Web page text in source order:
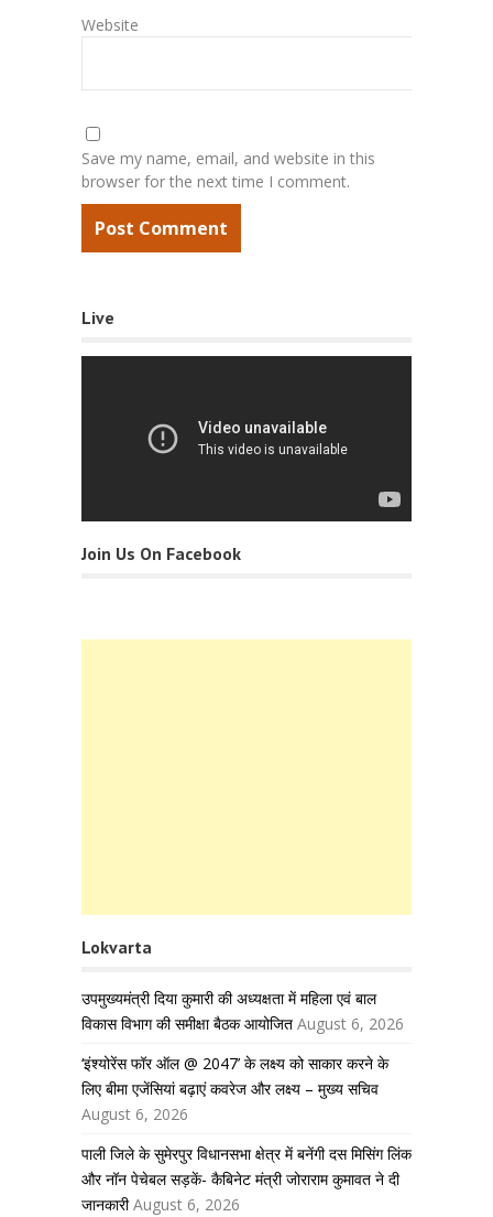
Website
Save my name, email, and website in this
browser for the next time I comment.
Live
Join Us On Facebook
Lokvarta
उपमुख्यमंत्री दिया कुमारी की अध्यक्षता में महिला एवं बाल
विकास विभाग की समीक्षा बैठक आयोजित August 6, 2026
‘इंश्योरेंस फॉर ऑल @ 2047’ के लक्ष्य को साकार करने के
लिए बीमा एजेंसियां बढ़ाएं कवरेज और लक्ष्य – मुख्य सचिव
August 6, 2026
पाली जिले के सुमेरपुर विधानसभा क्षेत्र में बनेंगी दस मिसिंग लिंक
और नॉन पेचेबल सड़कें- कैबिनेट मंत्री जोराराम कुमावत ने दी
जानकारी August 6, 2026